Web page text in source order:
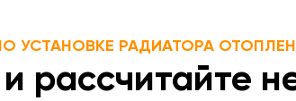
УСТАНОВКЕ РАДИАТОРА
рассчитайте